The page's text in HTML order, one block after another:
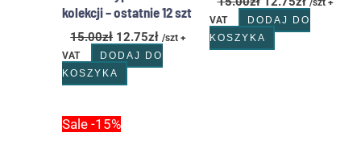
kolekcji – ostatnie 12 szt
15.00zł 12.75zł /szt +
VAT
DODAJ DO
KOSZYKA
/szt +
VAT
DODAJ DO
KOSZYKA
Sale -15%Pierwotna
cena